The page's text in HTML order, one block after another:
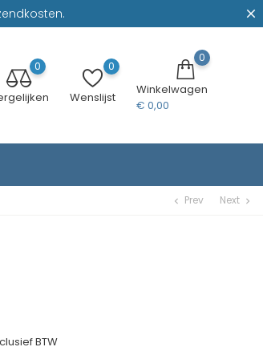
0 0
Wenslijst
0
Winkelwagen
€ 0,00
chevron_left Prev Next chevron_right
BTW